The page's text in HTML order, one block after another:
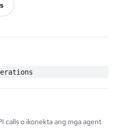
calls o ikonekta ang mga agent